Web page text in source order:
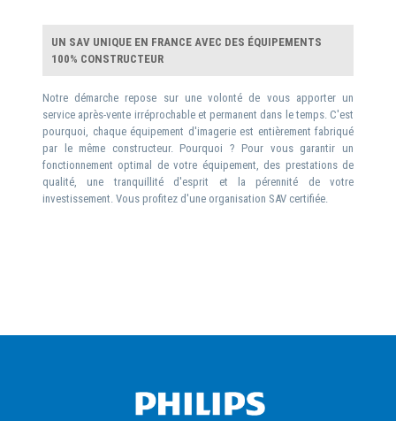
UN SAV UNIQUE EN FRANCE AVEC DES ÉQUIPEMENTS
100% CONSTRUCTEUR
Notre démarche repose sur une volonté de vous apporter un
service après-vente irréprochable et permanent dans le temps. C'est
pourquoi, chaque équipement d'imagerie est entièrement fabriqué
par le même constructeur. Pourquoi ? Pour vous garantir un
fonctionnement optimal de votre équipement, des prestations de
qualité, une tranquillité d'esprit et la pérennité de votre
investissement. Vous profitez d'une organisation SAV certifiée.